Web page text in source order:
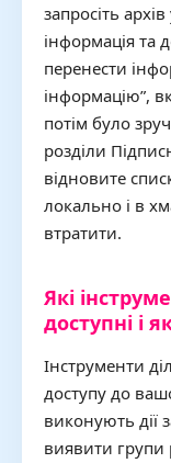
запросіть
інформація та
перенести
інформацію”,
потім було
розділи
відновите
локально і в
втратити.
Які
доступні і
Інструменти
доступу до
виконують дії
виявити групи